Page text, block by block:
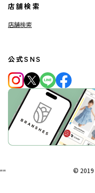
店舗検索
店舗検索
公式SNS
© 2019
""